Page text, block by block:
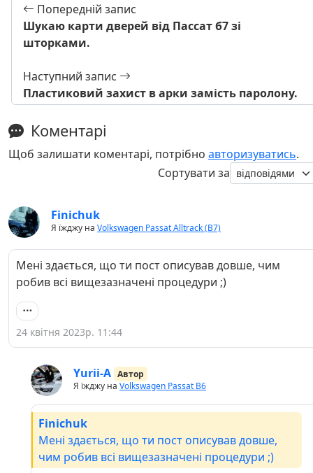
Попередній запис
Шукаю карти дверей від Пассат б7 зі
шторками.
Наступний запис
Пластиковий захист в арки замість паролону.
Коментарі
Щоб залишати коментарі, потрібно авторизуватись.
Сортувати за
Finichuk
Я їжджу на Volkswagen Passat Alltrack (B7)
Мені здається, що ти пост описував довше, чим
робив всі вищезазначені процедури ;)
24 квітня 2023р. 11:44
Yurii-A Автор
Я їжджу на Volkswagen Passat B6
Finichuk
Мені здається, що ти пост описував довше,
чим робив всі вищезазначені процедури ;)